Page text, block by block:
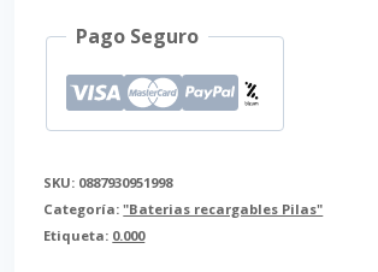
Pago Seguro
SKU: 0887930951998
Categoría:"Baterias recargables Pilas"
Etiqueta: 0.000